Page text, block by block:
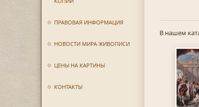
ПРАВОВАЯ ИНФОРМАЦИЯ
НОВОСТИ МИРА ЖИВОПИСИ
ЦЕНЫ НА КАРТИНЫ
КОНТАКТЫ
В нашем